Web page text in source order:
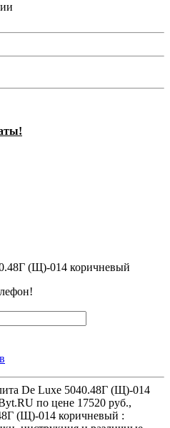
De Luxe 5040.48Г (Щ)-014
по цене 17520 руб.,
(Щ)-014 коричневый :